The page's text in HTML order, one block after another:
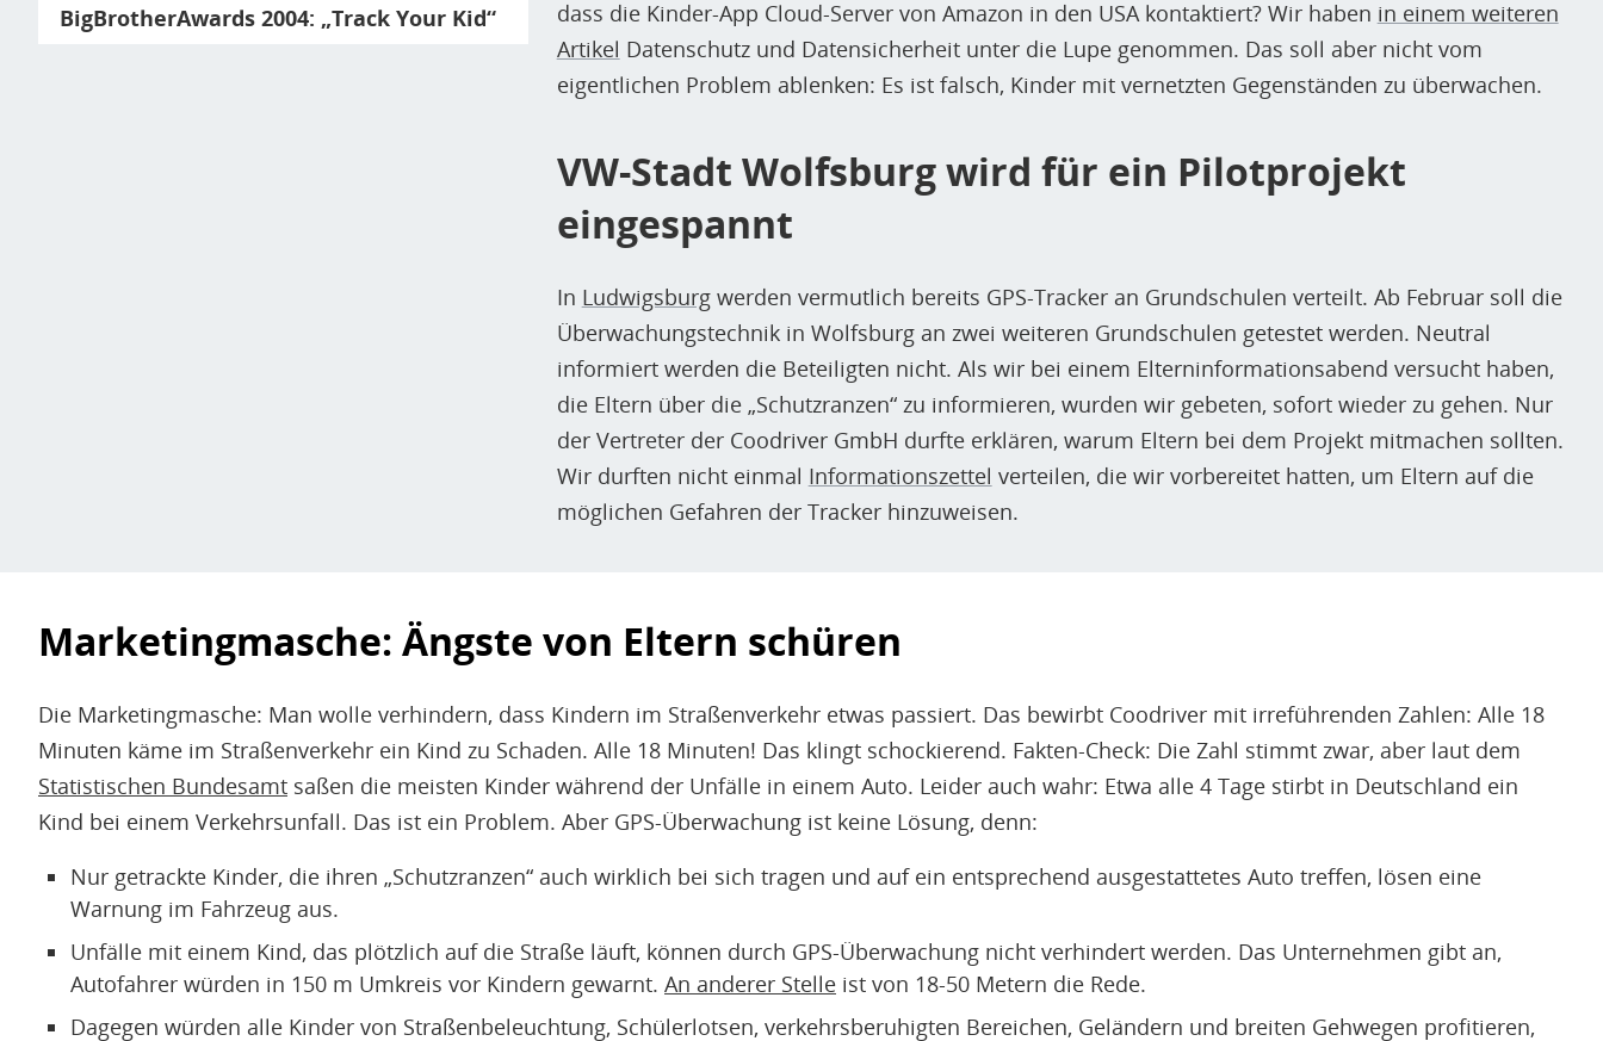
BigBrotherAwards 2004: „Track Your Kid“
dass die Kinder-App Cloud-Server von Amazon in den USA kontaktiert? Wir haben in einem weiteren
Artikel Datenschutz und Datensicherheit unter die Lupe genommen. Das soll aber nicht vom
eigentlichen Problem ablenken: Es ist falsch, Kinder mit vernetzten Gegenständen zu überwachen.
VW-Stadt Wolfsburg wird für ein Pilotprojekt
eingespannt
In Ludwigsburgwerden vermutlich bereits GPS-Tracker an Grundschulen verteilt. Ab Februar soll die
Überwachungstechnik in Wolfsburg an zwei weiteren Grundschulen getestet werden. Neutral
informiert werden die Beteiligten nicht. Als wir bei einem Elterninformationsabend versucht haben,
die Eltern über die „Schutzranzen“ zu informieren, wurden wir gebeten, sofort wieder zu gehen. Nur
der Vertreter der Coodriver GmbH durfte erklären, warum Eltern bei dem Projekt mitmachen sollten.
Wir durften nicht einmal Informationszettel verteilen, die wir vorbereitet hatten, um Eltern auf die
möglichen Gefahren der Tracker hinzuweisen.
Marketingmasche: Ängste von Eltern schüren
Die Marketingmasche: Man wolle verhindern, dass Kindern im Straßenverkehr etwas passiert. Das bewirbt Coodriver mit irreführenden Zahlen: Alle 18
Minuten käme im Straßenverkehr ein Kind zu Schaden. Alle 18 Minuten! Das klingt schockierend. Fakten-Check: Die Zahl stimmt zwar, aber laut dem
Statistischen Bundesamt saßen die meisten Kinder während der Unfälle in einem Auto. Leider auch wahr: Etwa alle 4 Tage stirbt in Deutschland ein
Kind bei einem Verkehrsunfall. Das ist ein Problem. Aber GPS-Überwachung ist keine Lösung, denn:
Nur getrackte Kinder, die ihren „Schutzranzen“ auch wirklich bei sich tragen und auf ein entsprechend ausgestattetes Auto treffen, lösen eine
Warnung im Fahrzeug aus.
Unfälle mit einem Kind, das plötzlich auf die Straße läuft, können durch GPS-Überwachung nicht verhindert werden. Das Unternehmen gibt an,
Autofahrer würden in 150 m Umkreis vor Kindern gewarnt. An anderer Stelle ist von 18-50 Metern die Rede.
Dagegen würden alle Kinder von Straßenbeleuchtung, Schülerlotsen, verkehrsberuhigten Bereichen, Geländern und breiten Gehwegen profitieren,